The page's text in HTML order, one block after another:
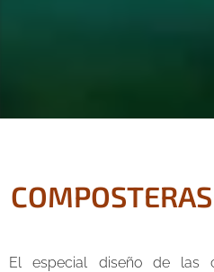
El especial diseño de las